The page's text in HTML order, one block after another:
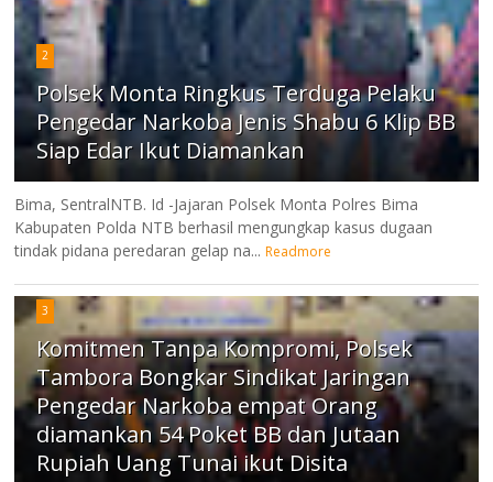
2
Polsek Monta Ringkus Terduga Pelaku
Pengedar Narkoba Jenis Shabu 6 Klip BB
Siap Edar Ikut Diamankan
Bima, SentralNTB. Id -Jajaran Polsek Monta Polres Bima
Kabupaten Polda NTB berhasil mengungkap kasus dugaan
tindak pidana peredaran gelap na... Readmore
3
Komitmen Tanpa Kompromi, Polsek
Tambora Bongkar Sindikat Jaringan
Pengedar Narkoba empat Orang
diamankan 54 Poket BB dan Jutaan
Rupiah Uang Tunai ikut Disita